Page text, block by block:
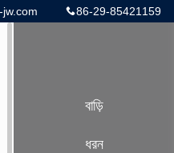
86-29-85421159
বাড়ি
ধরন